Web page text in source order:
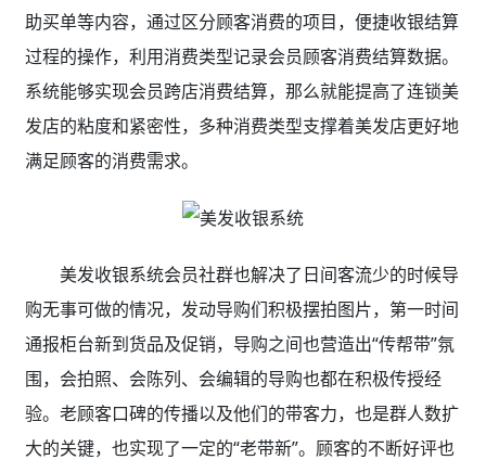
助买单等内容，通过区分顾客消费的项目，便捷收银结算
过程的操作，利用消费类型记录会员顾客消费结算数据。
系统能够实现会员跨店消费结算，那么就能提高了连锁美
发店的粘度和紧密性，多种消费类型支撑着美发店更好地
满足顾客的消费需求。
美发收银系统会员社群也解决了日间客流少的时候导
购无事可做的情况，发动导购们积极摆拍图片，第一时间
通报柜台新到货品及促销，导购之间也营造出“传帮带”氛
围，会拍照、会陈列、会编辑的导购也都在积极传授经
验。老顾客口碑的传播以及他们的带客力，也是群人数扩
大的关键，也实现了一定的“老带新”。顾客的不断好评也